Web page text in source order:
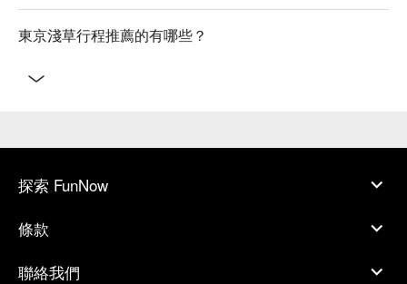
東京淺草行程推薦的有哪些？
探索 FunNow
條款
聯絡我們